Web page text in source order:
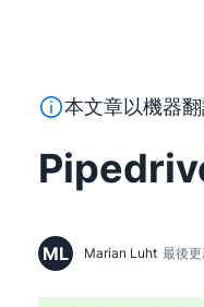
本段文字係以機器
本文章以機器翻
ML Marian Luht 最後